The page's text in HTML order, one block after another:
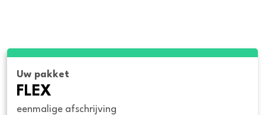
Uw pakket
FLEX
eenmalige afschrijving